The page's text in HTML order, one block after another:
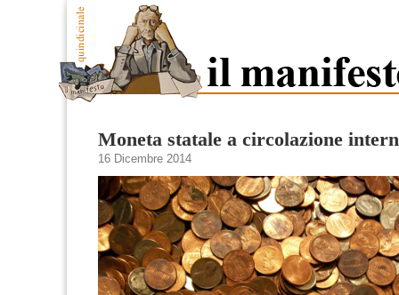
Moneta statale a circolazione
16 Dicembre 2014